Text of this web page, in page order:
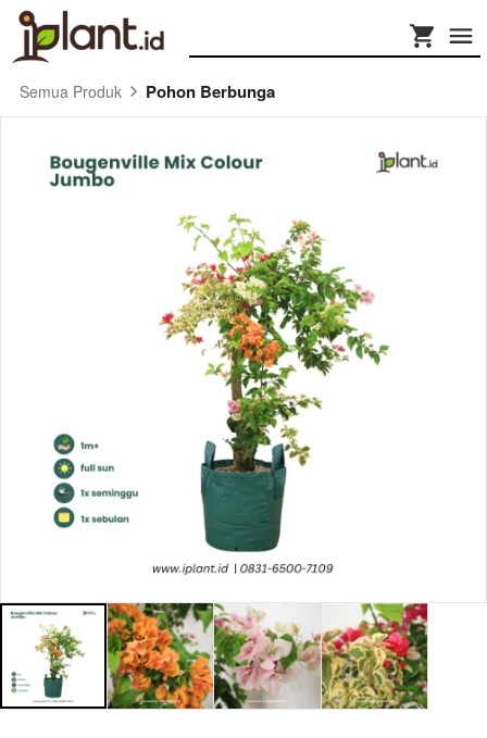
Semua Produk Pohon Berbunga